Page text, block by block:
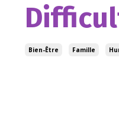
Bien-Être Famille